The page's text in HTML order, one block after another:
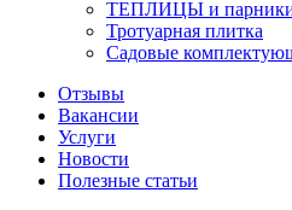
ТЕПЛИЦЫ и
Тротуарная плитка
Садовые
Отзывы
Вакансии
Услуги
Новости
Полезные статьи